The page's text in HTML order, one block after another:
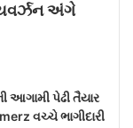
અંગે
આગામી પેઢી તૈયાર
વચ્ચે ભાગીદારી